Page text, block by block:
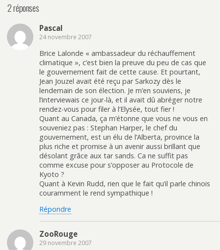
2 réponses
Pascal
24 novembre 2007
Brice Lalonde « ambassadeur du réchauffement
climatique », c’est bien la preuve du peu de cas que
le gouvernement fait de cette cause. Et pourtant,
Jean Jouzel avait été reçu par Sarkozy dès le
lendemain de son élection. Je m’en souviens, je
l’interviewais ce jour-là, et il avait dû abréger notre
rendez-vous pour filer à l’Elysée, tout fier !
Quant au Canada, ça m’étonne que vous ne vous en
souveniez pas : Stephan Harper, le chef du
gouvernement, est un élu de l’Alberta, province la
plus riche et promise à un avenir aussi brillant que
désolant grâce aux tar sands. Ca ne suffit pas
comme excuse pour s’opposer au Protocole de
Kyoto ?
Quant à Kevin Rudd, rien que le fait qu’il parle chinois
couramment le rend sympathique !
Répondre
ZooRouge
29 novembre 2007